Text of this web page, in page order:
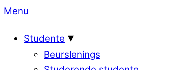
Menu
Studente
Beurslenings